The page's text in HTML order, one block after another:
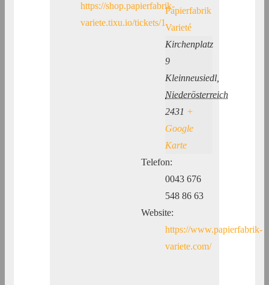
https://shop.papierfabrik-
variete.tixu.io/tickets/1
Papierfabrik
Varieté
Kirchenplatz
9
Kleinneusiedl
Niederösterreich
2431 +
Google
Karte
Telefon:
0043 676
548 86 63
Website:
https://www.papierfabrik-
variete.com/